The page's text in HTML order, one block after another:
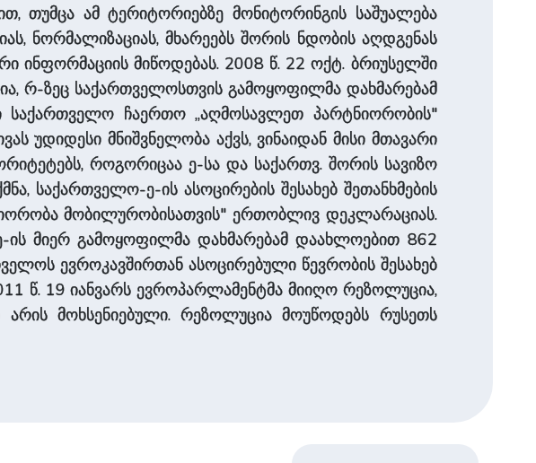
ამ ტერიტორიებზე მონიტორინგის საშუალება
ნორმალიზაციას, მხარეებს შორის ნდობის აღდგენას
ინფორმაციის მიწოდებას. 2008 წ. 22 ოქტ. ბრიუსელში
რ-ზეც საქართველოსთვის გამოყოფილმა დახმარებამ
ჩაერთო „აღმოსავლეთ პარტნიორობის"
უდიდესი მნიშვნელობა აქვს, ვინაიდან მისი მთავარი
როგორიცაა ე-სა და საქართვ. შორის სავიზო
საქართველო-ე-ის ასოცირების შესახებ შეთანხმების
მობილურობისათვის" ერთობლივ დეკლარაციას.
ის მიერ გამოყოფილმა დახმარებამ დაახლოებით 862
ევროკავშირთან ასოცირებული წევრობის შესახებ
წ. 19 იანვარს ევროპარლამენტმა მიიღო რეზოლუცია,
მოხსენიებული. რეზოლუცია მოუწოდებს რუსეთს